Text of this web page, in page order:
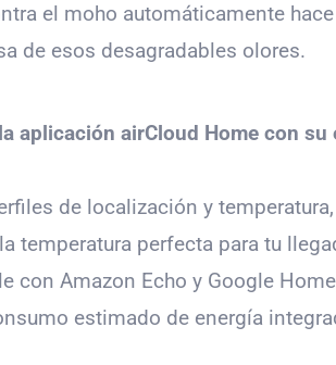
el moho automáticamente
de esos desagradables olores.
aplicación airCloud Home con
de localización y
temperatura perfecta para tu
con Amazon Echo y Google
estimado de energía